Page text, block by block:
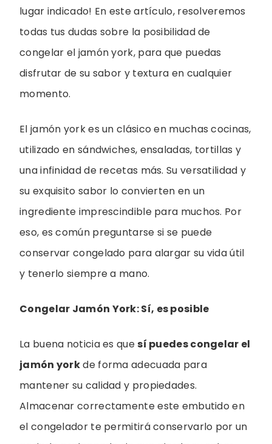
lugar indicado! En este artículo, resolveremos
todas tus dudas sobre la posibilidad de
congelar el jamón york, para que puedas
disfrutar de su sabor y textura en cualquier
momento.
El jamón york es un clásico en muchas cocinas,
utilizado en sándwiches, ensaladas, tortillas y
una infinidad de recetas más. Su versatilidad y
su exquisito sabor lo convierten en un
ingrediente imprescindible para muchos. Por
eso, es común preguntarse si se puede
conservar congelado para alargar su vida útil
y tenerlo siempre a mano.
Congelar Jamón York: Sí, es posible
La buena noticia es quesí puedes congelar el
jamón yorkde forma adecuada para
mantener su calidad y propiedades.
Almacenar correctamente este embutido en
el congelador te permitirá conservarlo por un